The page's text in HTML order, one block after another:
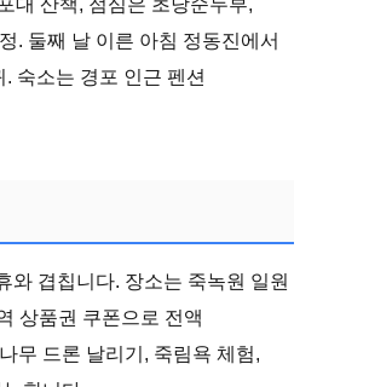
. 둘째 날 이른 아침 정동진에서
숙소는 경포 인근 펜션
와 겹칩니다. 장소는 죽녹원 일원
상품권 쿠폰으로 전액
무 드론 날리기, 죽림욕 체험,